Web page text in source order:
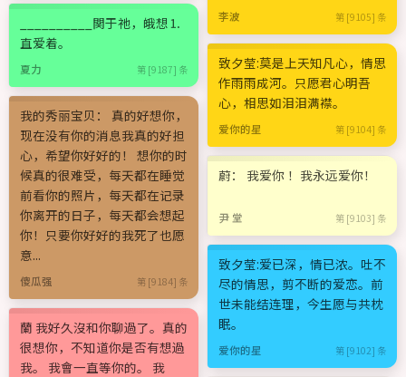
__________関于祂，皒想⒈
直爱着。
夏力 第 [9187] 条
我的秀丽宝贝： 真的好想你，
现在没有你的消息我真的好担
心，希望你好好的！ 想你的时
候真的很难受，每天都在睡觉
前看你的照片，每天都在记录
你离开的日子，每天都会想起
你！只要你好好的我死了也愿
意...
傻瓜强 第 [9184] 条
蘭 我好久沒和你聊過了。真的
很想你，不知道你是否有想過
我。 我會一直等你的。 我
李波 第 [9105] 条
致夕莹:莫是上天知凡心，情思
作雨雨成河。只愿君心明吾
心，相思如泪泪满襟。
爱你的星 第 [9104] 条
蔚： 我爱你 ！我永远爱你！
尹 堂 第 [9103] 条
致夕莹:爱已深，情已浓。吐不
尽的情思，剪不断的爱恋。前
世未能结连理，今生愿与共枕
眠。
爱你的星 第 [9102] 条